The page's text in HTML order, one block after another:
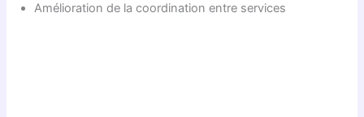
Amélioration de la coordination entre services